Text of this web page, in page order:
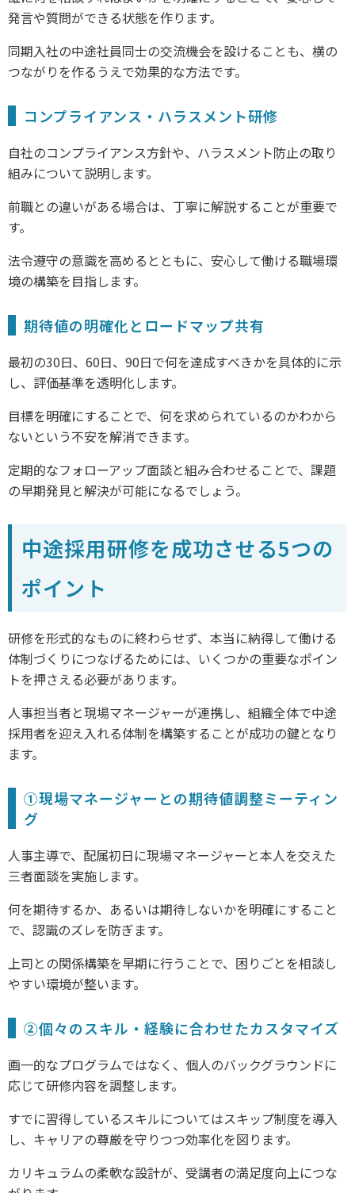
発言や質問ができる状態を作ります。
同期入社の中途社員同士の交流機会を設けることも、横の
つながりを作るうえで効果的な方法です。
コンプライアンス・ハラスメント研修
自社のコンプライアンス方針や、ハラスメント防止の取り
組みについて説明します。
前職との違いがある場合は、丁寧に解説することが重要で
す。
法令遵守の意識を高めるとともに、安心して働ける職場環
境の構築を目指します。
期待値の明確化とロードマップ共有
最初の30日、60日、90日で何を達成すべきかを具体的に示
し、評価基準を透明化します。
目標を明確にすることで、何を求められているのかわから
ないという不安を解消できます。
定期的なフォローアップ面談と組み合わせることで、課題
の早期発見と解決が可能になるでしょう。
中途採用研修を成功させる5つの
ポイント
研修を形式的なものに終わらせず、本当に納得して働ける
体制づくりにつなげるためには、いくつかの重要なポイン
トを押さえる必要があります。
人事担当者と現場マネージャーが連携し、組織全体で中途
採用者を迎え入れる体制を構築することが成功の鍵となり
ます。
①現場マネージャーとの期待値調整ミーティン
グ
人事主導で、配属初日に現場マネージャーと本人を交えた
三者面談を実施します。
何を期待するか、あるいは期待しないかを明確にすること
で、認識のズレを防ぎます。
上司との関係構築を早期に行うことで、困りごとを相談し
やすい環境が整います。
②個々のスキル・経験に合わせたカスタマイズ
画一的なプログラムではなく、個人のバックグラウンドに
応じて研修内容を調整します。
すでに習得しているスキルについてはスキップ制度を導入
し、キャリアの尊厳を守りつつ効率化を図ります。
カリキュラムの柔軟な設計が、受講者の満足度向上につな